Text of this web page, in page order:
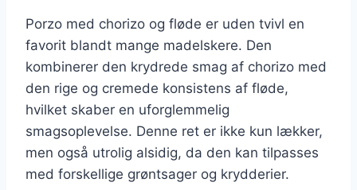
Porzo med chorizo og fløde er uden tvivl en
favorit blandt mange madelskere. Den
kombinerer den krydrede smag af chorizo med
den rige og cremede konsistens af fløde,
hvilket skaber en uforglemmelig
smagsoplevelse. Denne ret er ikke kun lækker,
men også utrolig alsidig, da den kan tilpasses
med forskellige grøntsager og krydderier.